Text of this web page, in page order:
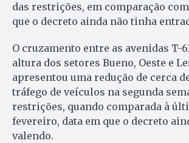
das restrições, em comparação
que o decreto ainda não tinha
O cruzamento entre as avenidas T-
altura dos setores Bueno, Oeste e
apresentou uma redução de cerca
tráfego de veículos na segunda
restrições, quando comparada à
fevereiro, data em que o decreto
valendo.